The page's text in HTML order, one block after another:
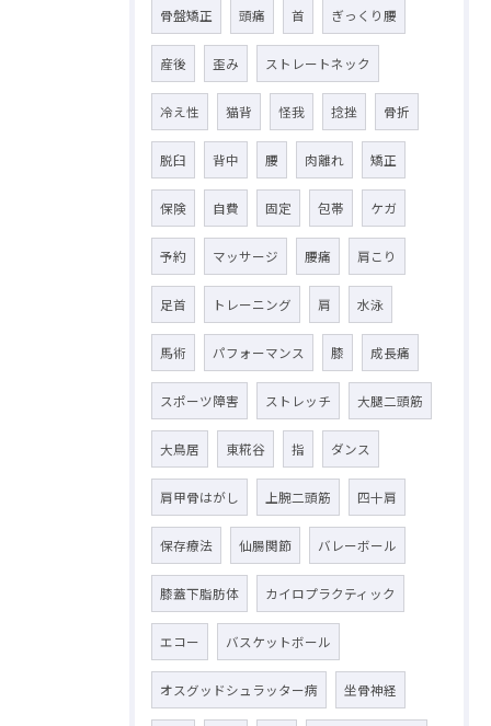
骨盤矯正 頭痛 首 ぎっくり腰
産後 歪み ストレートネック
冷え性 猫背 怪我 捻挫 骨折
脱臼 背中 腰 肉離れ 矯正
保険 自費 固定 包帯 ケガ
予約 マッサージ 腰痛 肩こり
足首 トレーニング 肩 水泳
馬術 パフォーマンス 膝 成長痛
スポーツ障害 ストレッチ 大腿二頭筋
大鳥居 東糀谷 指 ダンス
肩甲骨はがし 上腕二頭筋 四十肩
保存療法 仙腸関節 バレーボール
膝蓋下脂肪体 カイロプラクティック
エコー バスケットボール
オスグッドシュラッター病 坐骨神経